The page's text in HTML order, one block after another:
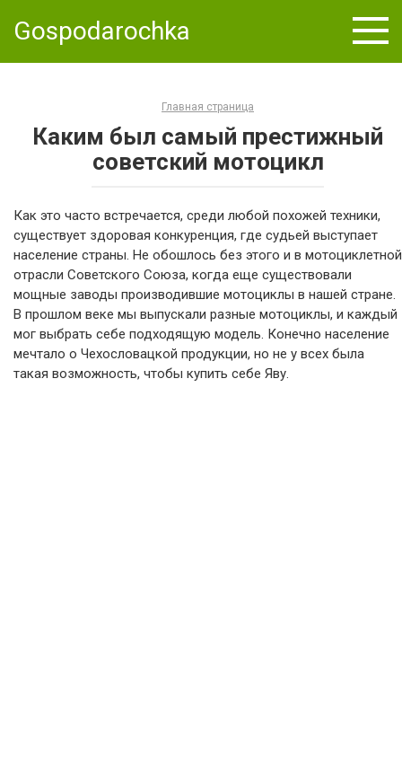
Gospodarochka
Главная страница
Каким был самый престижный
советский мотоцикл
Как это часто встречается, среди любой похожей техники,
существует здоровая конкуренция, где судьей выступает
население страны. Не обошлось без этого и в мотоциклетной
отрасли Советского Союза, когда еще существовали
мощные заводы производившие мотоциклы в нашей стране.
В прошлом веке мы выпускали разные мотоциклы, и каждый
мог выбрать себе подходящую модель. Конечно население
мечтало о Чехословацкой продукции, но не у всех была
такая возможность, чтобы купить себе Яву.